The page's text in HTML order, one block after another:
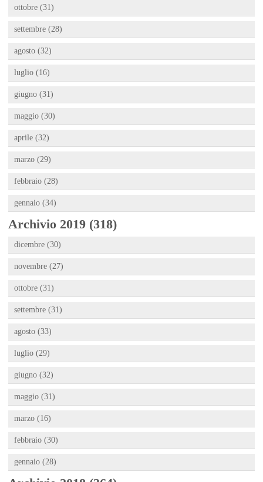
ottobre (31)
settembre (28)
agosto (32)
luglio (16)
giugno (31)
maggio (30)
aprile (32)
marzo (29)
febbraio (28)
gennaio (34)
Archivio 2019 (318)
dicembre (30)
novembre (27)
ottobre (31)
settembre (31)
agosto (33)
luglio (29)
giugno (32)
maggio (31)
marzo (16)
febbraio (30)
gennaio (28)